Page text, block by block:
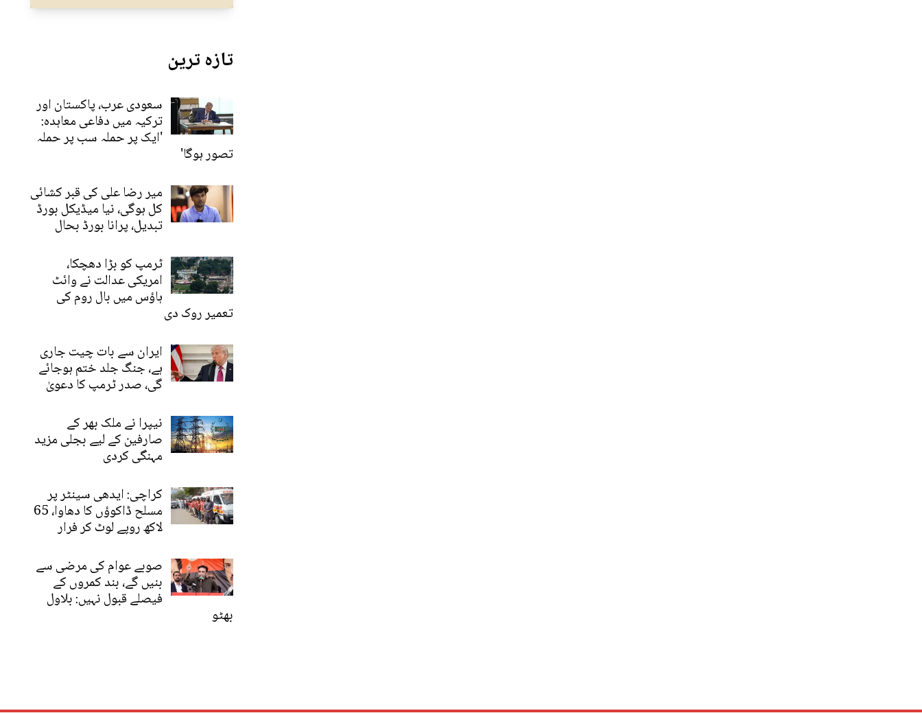
تازہ ترین
سعودی عرب، پاکستان اور
ترکیہ میں دفاعی معاہدہ:
'ایک پر حملہ سب پر حملہ
تصور ہوگا'
میر رضا علی کی قبر کشائی
کل ہوگی، نیا میڈیکل بورڈ
تبدیل، پرانا بورڈ بحال
ٹرمپ کو بڑا دھچکا،
امریکی عدالت نے وائٹ
ہاؤس میں بال روم کی
تعمیر روک دی
ایران سے بات چیت جاری
ہے، جنگ جلد ختم ہوجائے
گی، صدر ٹرمپ کا دعویٰ
نیپرا نے ملک بھر کے
صارفین کے لیے بجلی مزید
مہنگی کردی
کراچی: ایدھی سینٹر پر
مسلح ڈاکوؤں کا دھاوا، 65
لاکھ روپے لوٹ کر فرار
صوبے عوام کی مرضی سے
بنیں گے، بند کمروں کے
فیصلے قبول نہیں: بلاول
بھٹو